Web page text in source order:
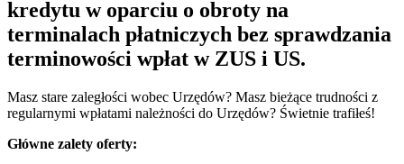
kredytu w oparciu o obroty na
terminalach płatniczych bez sprawdzania
terminowości wpłat w ZUS i US.
Masz stare zaległości wobec Urzędów? Masz bieżące trudności z
regularnymi wpłatami należności do Urzędów? Świetnie trafiłeś!
Główne zalety oferty: